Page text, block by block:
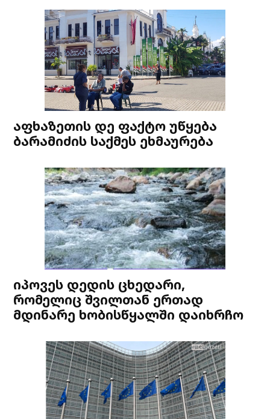
აფხაზეთის დე ფაქტო უწყება
ბარამიძის საქმეს ეხმაურება
იპოვეს დედის ცხედარი,
რომელიც შვილთან ერთად
მდინარე ხობისწყალში დაიხრჩო